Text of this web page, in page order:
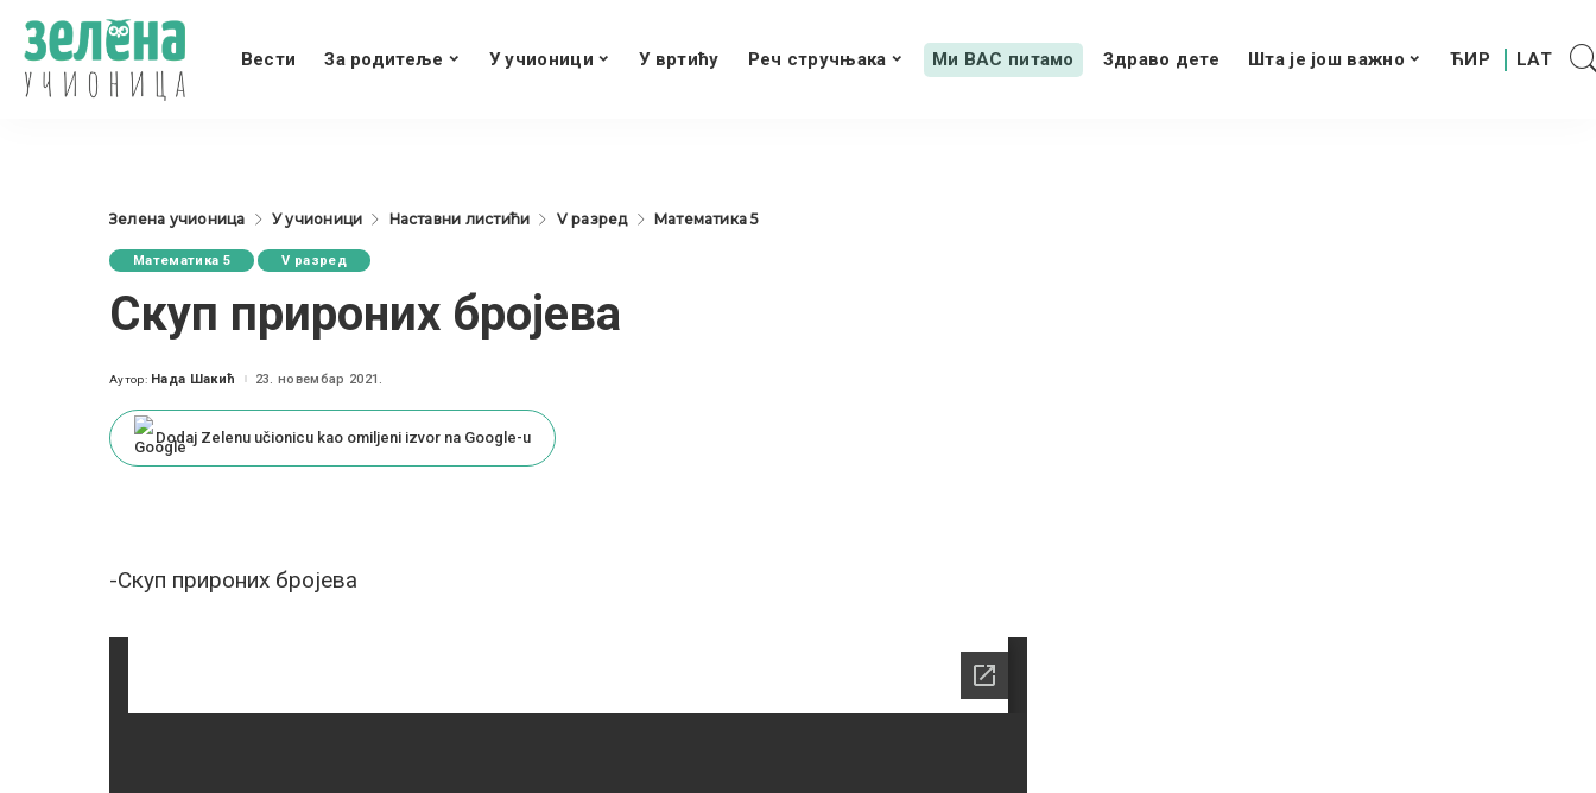
Вести За родитеље У учионици У вртићу Реч стручњака Ми ВАС питамо Здраво дете Шта је још важно
Зелена учионица У учионици Наставни листићи V разред Математика 5
Математика 5 V разред
Скуп прироних бројева
Posted
Аутор: Нада Шакић 23. новембар 2021.
Dodaj Zelenu učionicu kao omiljeni izvor na Google-u
-Скуп прироних бројева